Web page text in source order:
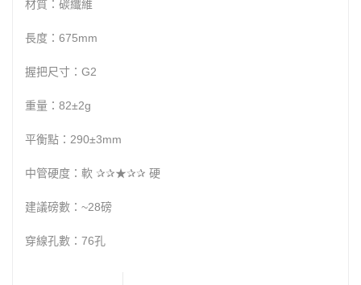
材質：碳纖維
長度：675mm
握把尺寸：G2
重量：82±2g
平衡點：290±3mm
​中管硬度：軟 ✰✰★✰✰ 硬
建議磅數：~28磅
穿線孔數：76孔